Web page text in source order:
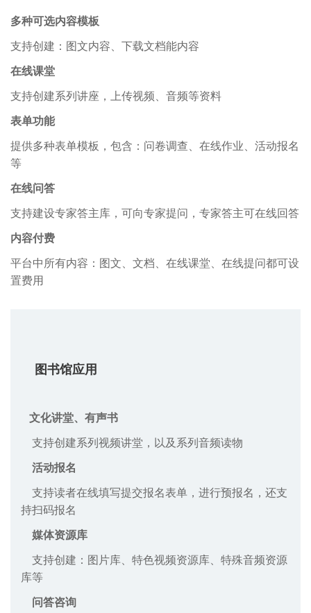
多种可选内容模板
支持创建：图文内容、下载文档能内容
在线课堂
支持创建系列讲座，上传视频、音频等资料
表单功能
提供多种表单模板，包含：问卷调查、在线作业、活动报名
等
在线问答
支持建设专家答主库，可向专家提问，专家答主可在线回答
内容付费
平台中所有内容：图文、文档、在线课堂、在线提问都可设
置费用
图书馆应用
文化讲堂、有声书
支持创建系列视频讲堂，以及系列音频读物
活动报名
支持读者在线填写提交报名表单，进行预报名，还支
持扫码报名
媒体资源库
支持创建：图片库、特色视频资源库、特殊音频资源
库等
问答咨询